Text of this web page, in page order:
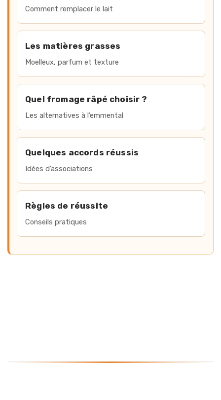
Comment remplacer le lait
Les matières grasses
Moelleux, parfum et texture
Quel fromage râpé choisir ?
Les alternatives à l’emmental
Quelques accords réussis
Idées d’associations
Règles de réussite
Conseils pratiques